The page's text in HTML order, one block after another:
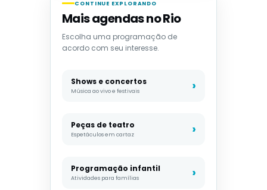
CONTINUE EXPLORANDO
Mais agendas no Rio
Escolha uma programação de
acordo com seu interesse.
Shows e concertos
Música ao vivo e festivais
Peças de teatro
Espetáculos em cartaz
Programação infantil
Atividades para famílias